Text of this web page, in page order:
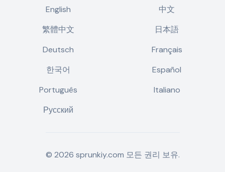
English
中文
繁體中文
日本語
Deutsch
Français
한국어
Español
Português
Italiano
Русский
© 2026 sprunkiy.com 모든 권리 보유.